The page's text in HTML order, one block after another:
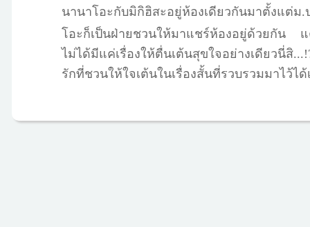
นานาโอะกับมิกิฮิสะอยู่ห้องเดียวกันมาตั้งแต่
โอะก็เป็นฝ่ายชวนให้มาแชร์ห้องอยู่ด้วยกัน
ไม่ได้มีแค่เรื่องให้ตื่นเต้นสุขใจอย่างเดียวนี่สิ
รักที่ชวนให้ใจเต้นในเรื่องสั้นที่รวบรวมมาไว้ได้